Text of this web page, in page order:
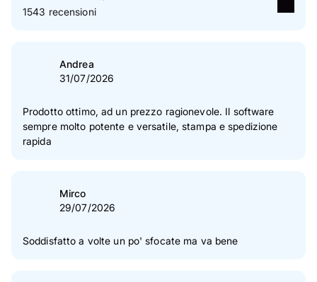
1543 recensioni
2
stelle
1 stelle 0 %
Andrea
31/07/2026
Prodotto ottimo, ad un prezzo ragionevole. Il software
sempre molto potente e versatile, stampa e spedizione
rapida
Mirco
29/07/2026
Soddisfatto a volte un po' sfocate ma va bene